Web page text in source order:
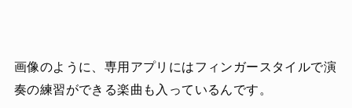
画像のように、専用アプリにはフィンガースタイルで演
奏の練習ができる楽曲も入っているんです。